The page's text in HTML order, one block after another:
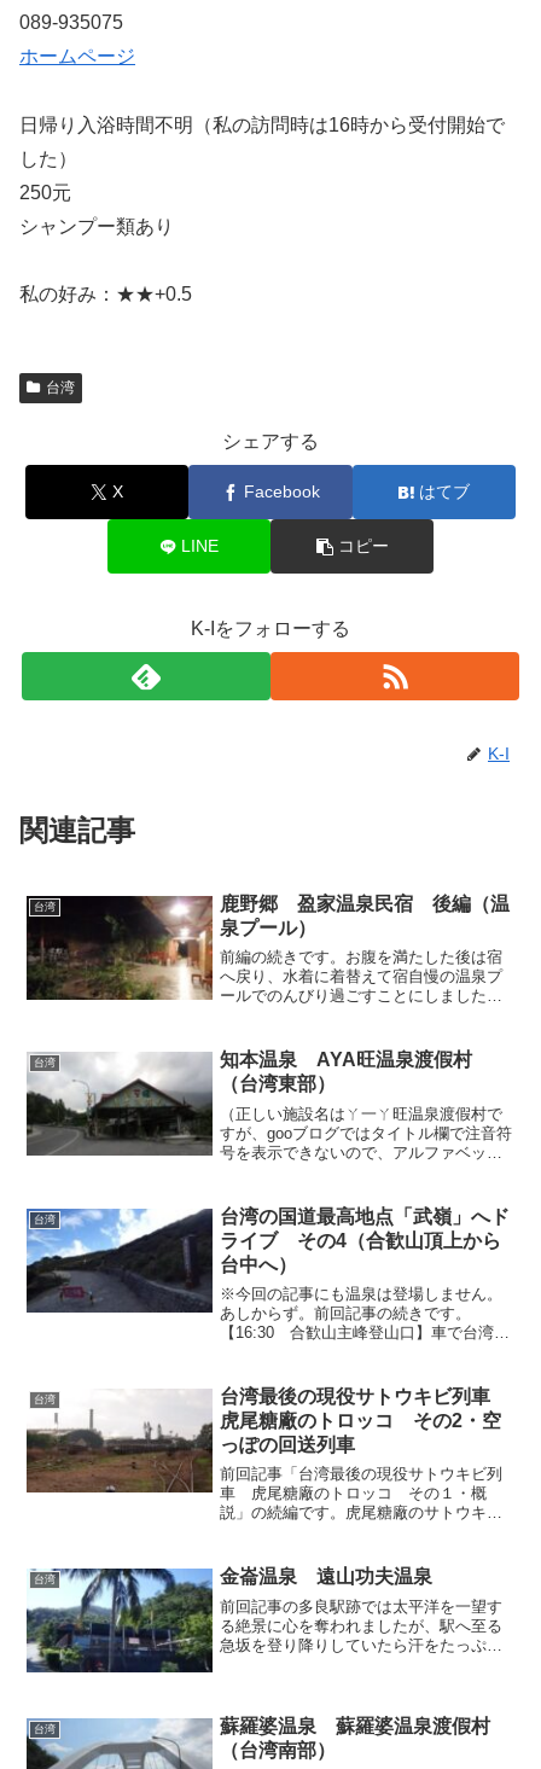
089-935075
ホームページ
日帰り入浴時間不明（私の訪問時は16時から受付開始で
した）
250元
シャンプー類あり
私の好み：★★+0.5
台湾
シェアする
X Facebook はてブ
LINE コピー
K-Iをフォローする
K-I
関連記事
台湾
鹿野郷 盈家温泉民宿 後編（温
泉プール）
前編の続きです。お腹を満たした後は宿
へ戻り、水着に着替えて宿自慢の温泉プ
ールでのんびり過ごすことにしました。●
ので、翌朝出発してしまう私は夜間しか
利用できません。こ...
台湾
知本温泉 AYA旺温泉渡假村
（台湾東部）
（正しい施設名はㄚ一ㄚ旺温泉渡假村で
すが、gooブログではタイトル欄で注音符
号を表示できないので、アルファベット
す）知本温泉・内温泉における手当たり
次第の温泉突撃も、4軒...
台湾
台湾の国道最高地点「武嶺」へド
ライブ その4（合歓山頂上から
台中へ）
※今回の記事にも温泉は登場しません。
あしからず。前回記事の続きです。
【16:30 合歓山主峰登山口】車で台湾国
頂上へ歩いてみることにしました。この
周辺は７つの峰が...
台湾
台湾最後の現役サトウキビ列車
虎尾糖廠のトロッコ その2・空
っぽの回送列車
前回記事「台湾最後の現役サトウキビ列
車 虎尾糖廠のトロッコ その１・概
説」の続編です。虎尾糖廠のサトウキビ
へ運んでいます。1日の流れは大体決まっ
ており、朝８時頃に空っぽ...
台湾 金崙温泉 遠山功夫温泉
前回記事の多良駅跡では太平洋を一望す
る絶景に心を奪われましたが、駅へ至る
急坂を登り降りしていたら汗をたっぷり
た。当地では温泉施設が数軒...
台湾
蘇羅婆温泉 蘇羅婆温泉渡假村
（台湾南部）